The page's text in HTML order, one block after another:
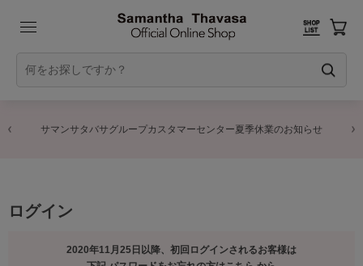
サマンサタバサグループカスタマーセンター夏季休業のお知らせ
ログイン
2020年11月25日以降、初回ログインされるお客様は